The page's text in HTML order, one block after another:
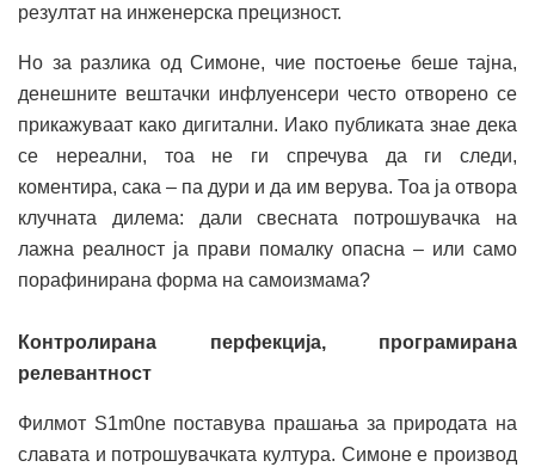
резултат на инженерска прецизност.
Но за разлика од Симоне, чие постоење беше тајна,
денешните вештачки инфлуенсери често отворено се
прикажуваат како дигитални. Иако публиката знае дека
се нереални, тоа не ги спречува да ги следи,
коментира, сака – па дури и да им верува. Тоа ја отвора
клучната дилема: дали свесната потрошувачка на
лажна реалност ја прави помалку опасна – или само
порафинирана форма на самоизмама?
Контролирана перфекција, програмирана
релевантност
Филмот S1m0ne поставува прашања за природата на
славата и потрошувачката култура. Симоне е производ